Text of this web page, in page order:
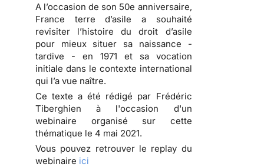
A l’occasion de son 50e anniversaire,
France terre d’asile a souhaité
revisiter l’histoire du droit d’asile
pour mieux situer sa naissance -
tardive - en 1971 et sa vocation
initiale dans le contexte international
qui l’a vue naître.
Ce texte a été rédigé par Frédéric
Tiberghien à l'occasion d'un
webinaire organisé sur cette
thématique le 4 mai 2021.
Vous pouvez retrouver le replay du
webinaire ici